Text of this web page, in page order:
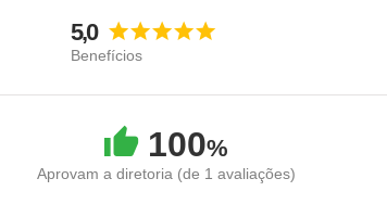
5,0
Benefícios
100%
Aprovam a diretoria (de 1 avaliações)